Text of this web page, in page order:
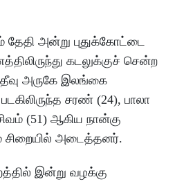
அன்று புதுக்கோட்டை
கடலுக்குச் சென்ற
அருகே இலங்கை
சரண் (24), பாலா
(51) ஆகிய நான்கு
அடைத்தனர்.
இன்று வழக்கு